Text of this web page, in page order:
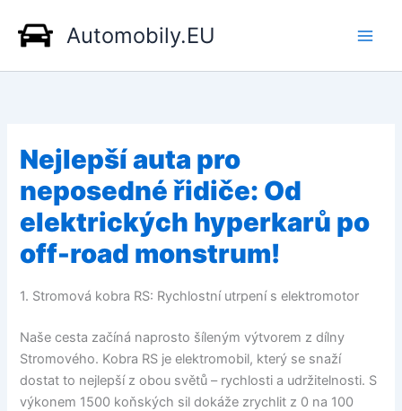
obsah
Automobily.EU
Nejlepší auta pro
neposedné řidiče: Od
elektrických hyperkarů po
off-road monstrum!
1. Stromová kobra RS: Rychlostní utrpení s elektromotor
Naše cesta začíná naprosto šíleným výtvorem z dílny
Stromového. Kobra RS je elektromobil, který se snaží
dostat to nejlepší z obou světů – rychlosti a udržitelnosti. S
výkonem 1500 koňských sil dokáže zrychlit z 0 na 100